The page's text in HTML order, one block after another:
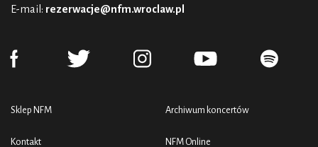
E-mail: rezerwacje@nfm.wroclaw.pl
Sklep NFM
Kontakt
Archiwum koncertów
NFM Online